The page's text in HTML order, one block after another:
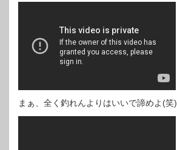
まぁ、全く釣れんよりはいいで諦めよ(笑)